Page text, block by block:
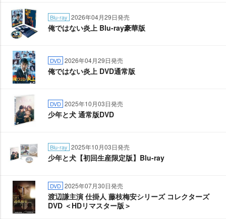
Blu-ray 2026年04月29日発売
俺ではない炎上 Blu-ray豪華版
DVD 2026年04月29日発売
俺ではない炎上 DVD通常版
DVD 2025年10月03日発売
少年と犬 通常版DVD
Blu-ray 2025年10月03日発売
少年と犬【初回生産限定版】Blu-ray
DVD 2025年07月30日発売
渡辺謙主演 仕掛人 藤枝梅安シリーズ コレクターズ
DVD ＜HDリマスター版＞